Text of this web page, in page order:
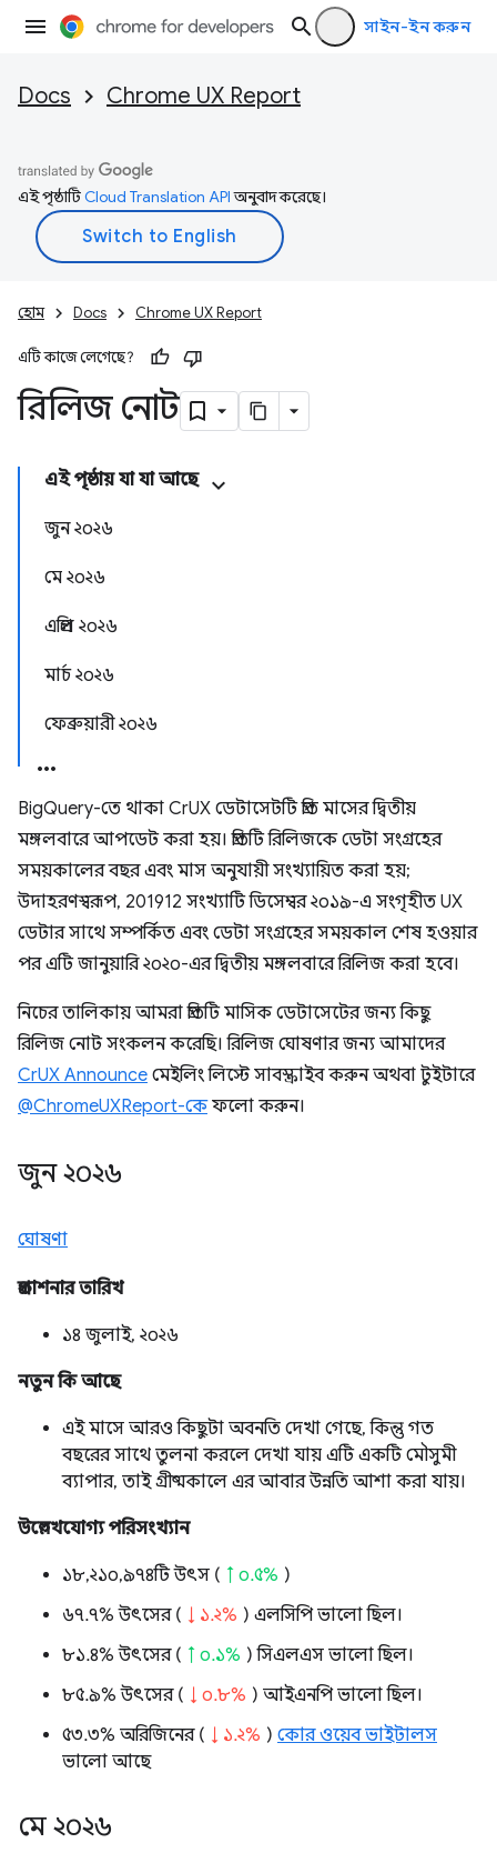
সাইন-ইন করুন
Docs Chrome UX Report
এই পৃষ্ঠাটিCloud Translation APIঅনুবাদ করেছে।
হোম Docs Chrome UX Report
এটি কাজে লেগেছে?
রিলিজ নোট
এই পৃষ্ঠায় যা যা আছে
জুন ২০২৬
মে ২০২৬
এপ্রিল ২০২৬
মার্চ ২০২৬
ফেব্রুয়ারী ২০২৬
BigQuery-তে থাকা CrUX ডেটাসেটটি প্রতি মাসের দ্বিতীয়
মঙ্গলবারে আপডেট করা হয়। প্রতিটি রিলিজকে ডেটা সংগ্রহের
সময়কালের বছর এবং মাস অনুযায়ী সংখ্যায়িত করা হয়;
উদাহরণস্বরূপ, 201912 সংখ্যাটি ডিসেম্বর ২০১৯-এ সংগৃহীত UX
ডেটার সাথে সম্পর্কিত এবং ডেটা সংগ্রহের সময়কাল শেষ হওয়ার
পর এটি জানুয়ারি ২০২০-এর দ্বিতীয় মঙ্গলবারে রিলিজ করা হবে।
নিচের তালিকায় আমরা প্রতিটি মাসিক ডেটাসেটের জন্য কিছু
রিলিজ নোট সংকলন করেছি। রিলিজ ঘোষণার জন্য আমাদের
CrUX Announce মেইলিং লিস্টে সাবস্ক্রাইব করুন অথবা টুইটারে
@ChromeUXReport-কেফলো করুন।
জুন ২০২৬
ঘোষণা
প্রকাশনার তারিখ
১৪ জুলাই, ২০২৬
নতুন কি আছে
এই মাসে আরও কিছুটা অবনতি দেখা গেছে, কিন্তু গত
বছরের সাথে তুলনা করলে দেখা যায় এটি একটি মৌসুমী
ব্যাপার, তাই গ্রীষ্মকালে এর আবার উন্নতি আশা করা যায়।
উল্লেখযোগ্য পরিসংখ্যান
১৮,২১০,৯৭৪টি উৎস ( ↑ ০.৫% )
৬৭.৭% উৎসের ( ↓ ১.২% ) এলসিপি ভালো ছিল।
৮১.৪% উৎসের ( ↑ ০.১% ) সিএলএস ভালো ছিল।
৮৫.৯% উৎসের ( ↓ ০.৮% ) আইএনপি ভালো ছিল।
৫৩.৩% অরিজিনের ( ↓ ১.২% ) কোর ওয়েব ভাইটালস
ভালো আছে
মে ২০২৬